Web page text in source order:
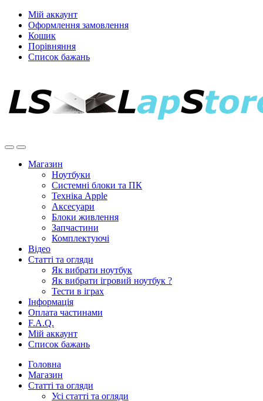
Мій аккаунт
Оформлення замовлення
Кошик
Порівняння
Список бажань
Магазин
Ноутбуки
Системні блоки та ПК
Техніка Apple
Аксесуари
Блоки живлення
Запчастини
Комплектуючі
Відео
Статті та огляди
Як вибрати ноутбук
Як вибрати ігровий ноутбук ?
Тести в іграх
Інформація
Оплата частинами
F.A.Q.
Мій аккаунт
Список бажань
Головна
Магазин
Статті та огляди
Усі статті та огляди